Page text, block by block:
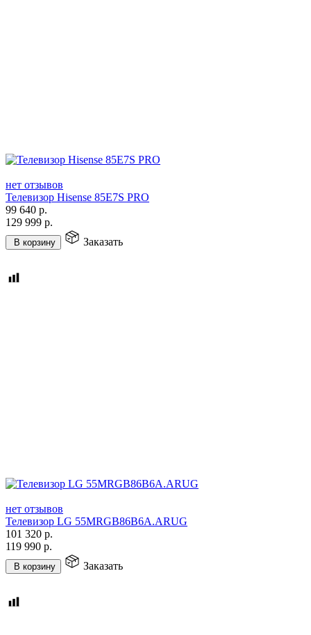
нет отзывов
Телевизор Hisense 85E7S PRO
99 640 р.
129 999 р.
В корзину Заказать
нет отзывов
Телевизор LG 55MRGB86B6A.ARUG
101 320 р.
119 990 р.
В корзину Заказать